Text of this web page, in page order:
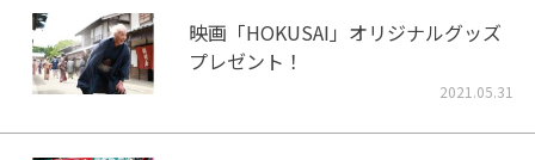
映画「HOKUSAI」オリジナルグッズ
プレゼント！
2021.05.31